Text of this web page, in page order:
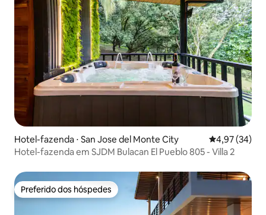
Hotel-fazenda ⋅ San Jose del Monte City 4,97 de uma
4,97 (34)
Hotel-fazenda em SJDM Bulacan El Pueblo 805 - Villa 2
Preferido dos hóspedes
Preferido dos hóspedes